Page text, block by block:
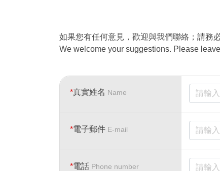
如果您有任何意見，歡迎與我們聯絡；請務
We welcome your suggestions. Please
*真實姓名 Name
*電子郵件 E-mail
*電話 Phone number